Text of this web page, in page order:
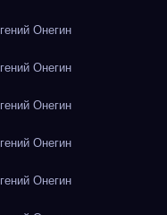
Онегин
Онегин
Онегин
Онегин
Онегин